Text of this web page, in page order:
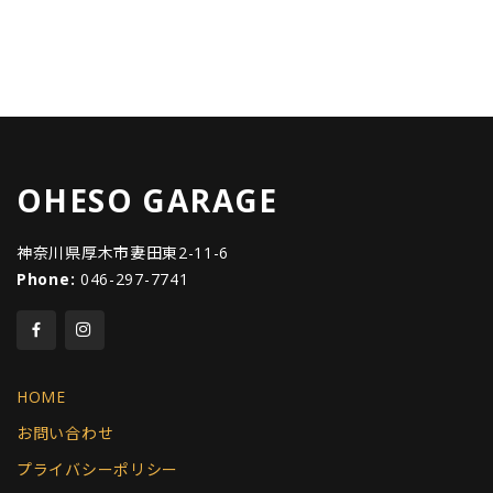
OHESO GARAGE
神奈川県厚木市妻田東2-11-6
Phone: 046-297-7741
HOME
お問い合わせ
プライバシーポリシー